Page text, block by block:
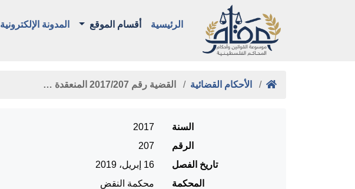
الرئيسية أقسام الموقع المدونة الإلكترونية
الأحكام القضائية القضية رقم ‎207‏/‎2017‏ المنعقدة …
السنة
2017
الرقم
207
تاريخ الفصل
16 إبريل، 2019
المحكمة
محكمة النقض